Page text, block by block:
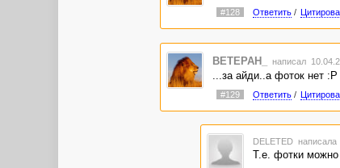
#128 Ответить/
BETEPAH_ написал
...за айди..а фоток нет :P
#129 Ответить/
DELETED написала
Т.е. фотки можно